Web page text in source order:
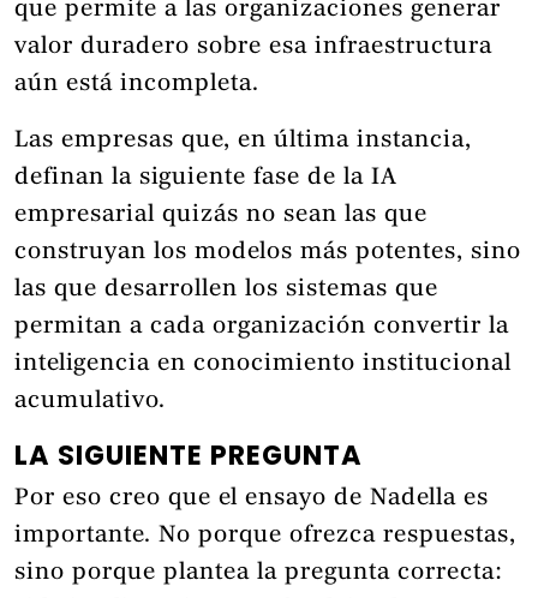
que permite a las organizaciones generar
valor duradero sobre esa infraestructura
aún está incompleta.
Las empresas que, en última instancia,
definan la siguiente fase de la IA
empresarial quizás no sean las que
construyan los modelos más potentes, sino
las que desarrollen los sistemas que
permitan a cada organización convertir la
inteligencia en conocimiento institucional
acumulativo.
LA SIGUIENTE PREGUNTA
Por eso creo que el ensayo de Nadella es
importante. No porque ofrezca respuestas,
sino porque plantea la pregunta correcta: